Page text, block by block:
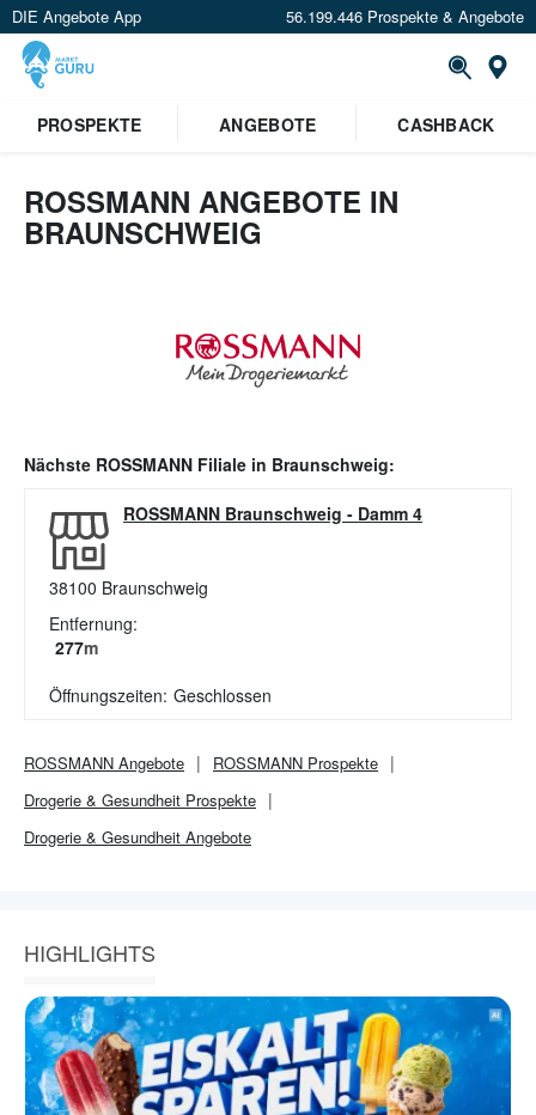
DIE Angebote App 56.199.446 Prospekte & Angebote
PROSPEKTE
ANGEBOTE CASHBACK
ROSSMANN ANGEBOTE IN
BRAUNSCHWEIG
Nächste ROSSMANN Filiale in Braunschweig:
ROSSMANN Braunschweig - Damm 4
38100 Braunschweig
Entfernung:
277m
Öffnungszeiten: Geschlossen
ROSSMANN Angebote ROSSMANN Prospekte
Drogerie & Gesundheit Prospekte
Drogerie & Gesundheit Angebote
HIGHLIGHTS